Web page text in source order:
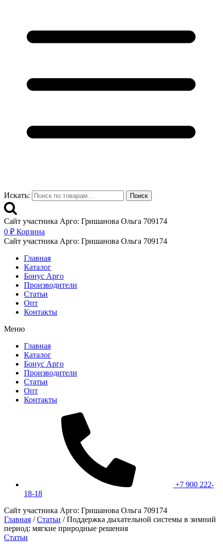
Искать: Поиск
Сайт участника Арго: Гришанова Ольга 709174
0 ₽ Корзина
Сайт участника Арго: Гришанова Ольга 709174
Главная
Каталог
Бонус Арго
Производители
Статьи
Опт
Контакты
Меню
Главная
Каталог
Бонус Арго
Производители
Статьи
Опт
Контакты
+7 900 222-
18-18
Сайт участника Арго: Гришанова Ольга 709174
Главная / Статьи / Поддержка дыхательной системы в зимний
период: мягкие природные решения
Статьи